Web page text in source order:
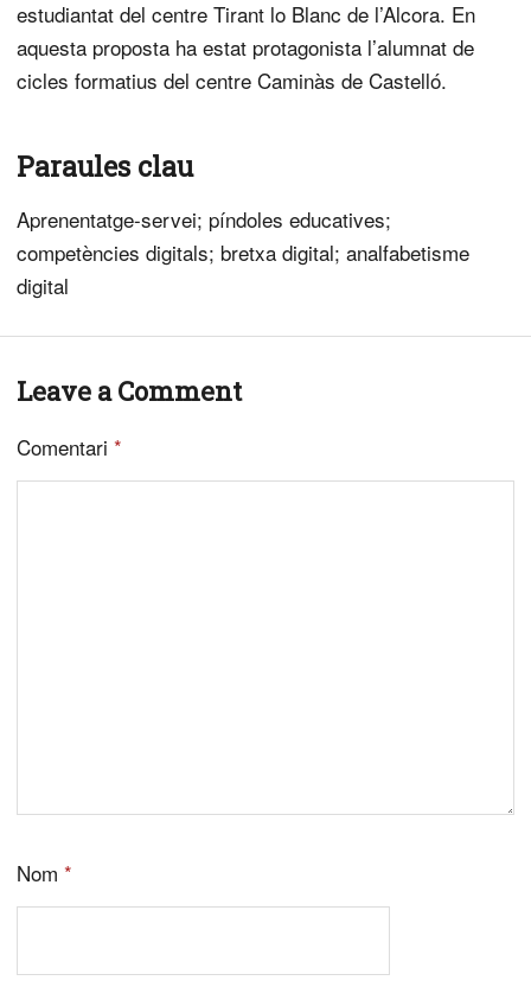
estudiantat del centre Tirant lo Blanc de l’Alcora. En
aquesta proposta ha estat protagonista l’alumnat de
cicles formatius del centre Caminàs de Castelló.
Paraules clau
Aprenentatge-servei; píndoles educatives;
competències digitals; bretxa digital; analfabetisme
digital
Leave a Comment
Comentari *
Nom *